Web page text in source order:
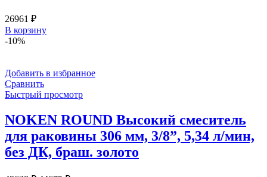
26961 ₽
В корзину
-10%
Добавить в избранное
Сравнить
Быстрый просмотр
NOKEN ROUND Высокий смеситель
для раковины 306 мм, 3/8”, 5,34 л/мин,
без ДК, браш. золото